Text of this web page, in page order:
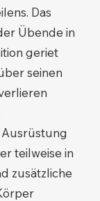
Das
Übende in
geriet
seinen
teilweise in
zusätzliche